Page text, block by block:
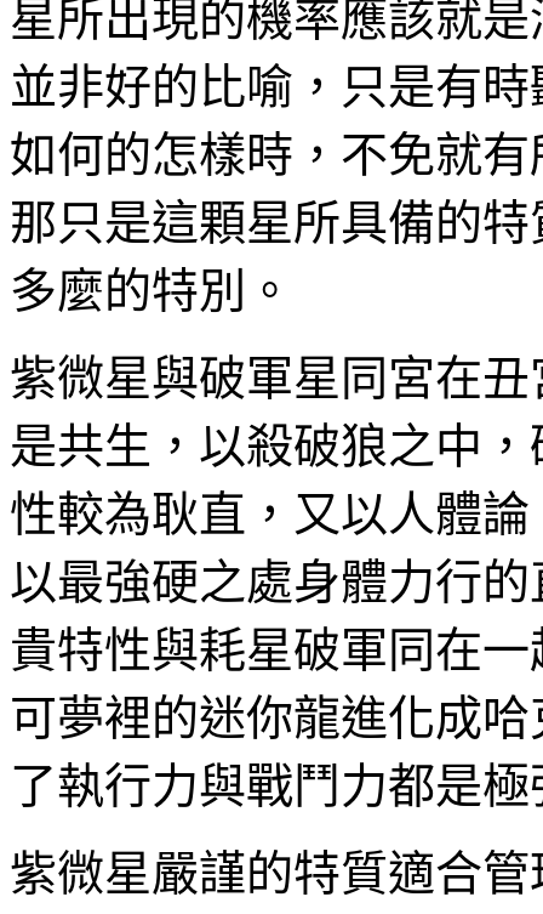
星所出現的機率應該就
並非好的比喻，只是有
如何的怎樣時，不免就
那只是這顆星所具備的
多麼的特別。
紫微星與破軍星同宮在
是共生，以殺破狼之中
性較為耿直，又以人體
以最強硬之處身體力行
貴特性與耗星破軍同在
可夢裡的迷你龍進化成
了執行力與戰鬥力都是
紫微星嚴謹的特質適合